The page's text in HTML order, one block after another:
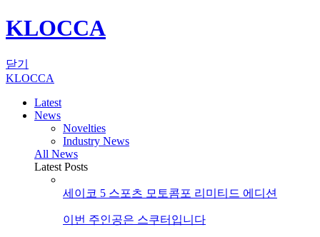
KLOCCA
닫기
KLOCCA
Latest
News
Novelties
Industry News
All News
Latest Posts
세이코 5 스포츠 모토콤포 리미티드 에디션
이번 주인공은 스쿠터입니다